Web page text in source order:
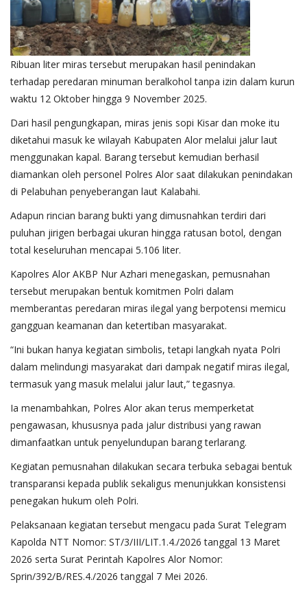
Ribuan liter miras tersebut merupakan hasil penindakan
terhadap peredaran minuman beralkohol tanpa izin dalam kurun
waktu 12 Oktober hingga 9 November 2025.
Dari hasil pengungkapan, miras jenis sopi Kisar dan moke itu
diketahui masuk ke wilayah Kabupaten Alor melalui jalur laut
menggunakan kapal. Barang tersebut kemudian berhasil
diamankan oleh personel Polres Alor saat dilakukan penindakan
di Pelabuhan penyeberangan laut Kalabahi.
Adapun rincian barang bukti yang dimusnahkan terdiri dari
puluhan jirigen berbagai ukuran hingga ratusan botol, dengan
total keseluruhan mencapai 5.106 liter.
Kapolres Alor AKBP Nur Azhari menegaskan, pemusnahan
tersebut merupakan bentuk komitmen Polri dalam
memberantas peredaran miras ilegal yang berpotensi memicu
gangguan keamanan dan ketertiban masyarakat.
“Ini bukan hanya kegiatan simbolis, tetapi langkah nyata Polri
dalam melindungi masyarakat dari dampak negatif miras ilegal,
termasuk yang masuk melalui jalur laut,” tegasnya.
Ia menambahkan, Polres Alor akan terus memperketat
pengawasan, khususnya pada jalur distribusi yang rawan
dimanfaatkan untuk penyelundupan barang terlarang.
Kegiatan pemusnahan dilakukan secara terbuka sebagai bentuk
transparansi kepada publik sekaligus menunjukkan konsistensi
penegakan hukum oleh Polri.
Pelaksanaan kegiatan tersebut mengacu pada Surat Telegram
Kapolda NTT Nomor: ST/3/III/LIT.1.4./2026 tanggal 13 Maret
2026 serta Surat Perintah Kapolres Alor Nomor:
Sprin/392/B/RES.4./2026 tanggal 7 Mei 2026.